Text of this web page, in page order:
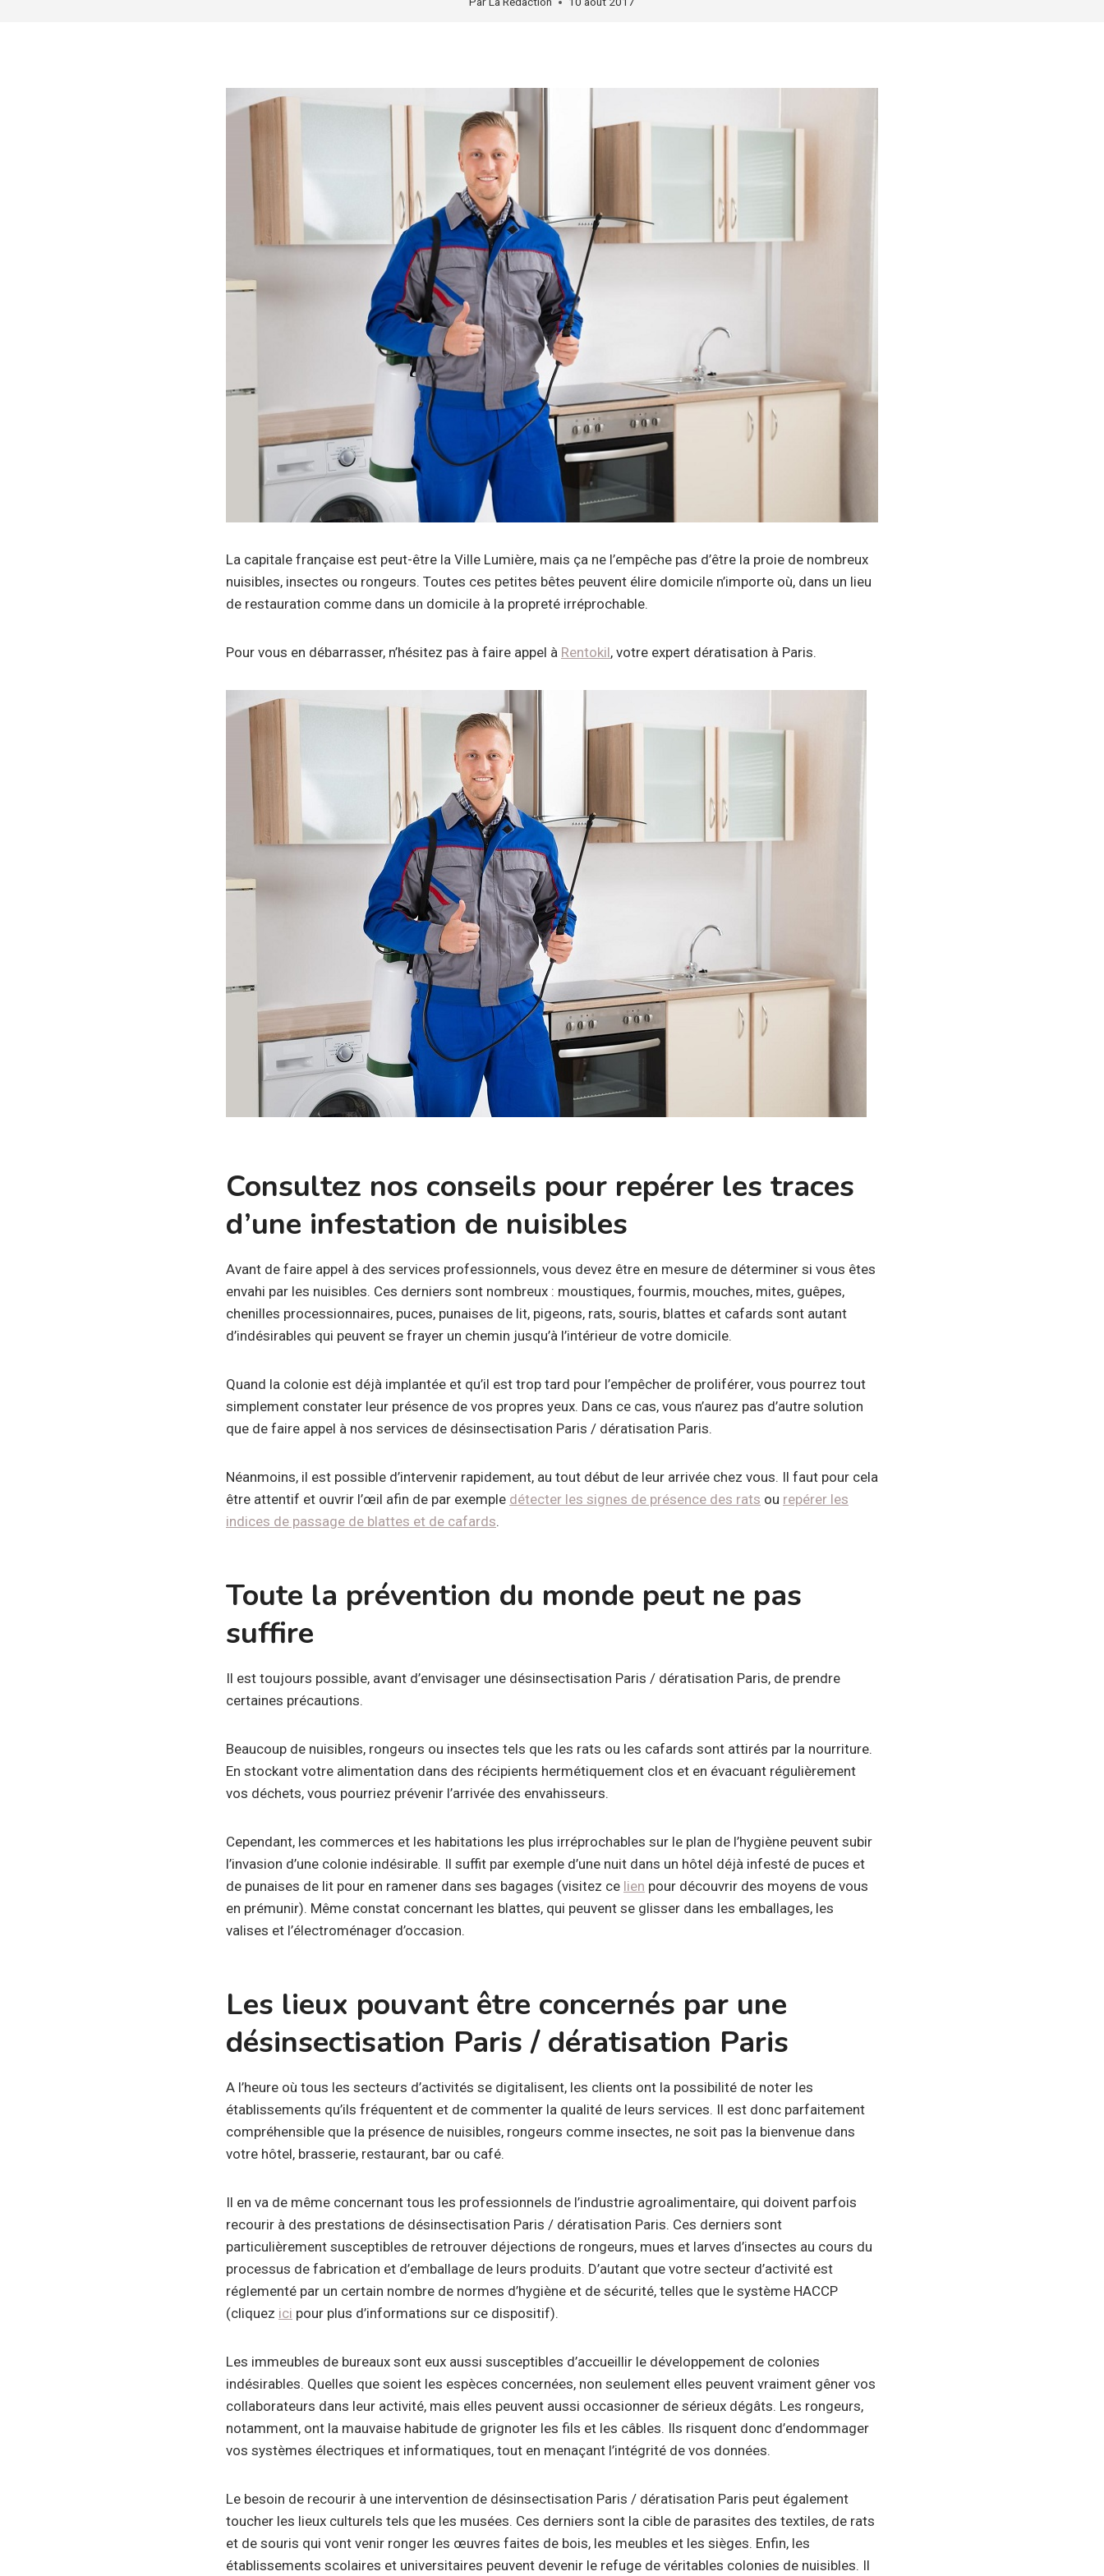
La capitale française est peut-être la Ville Lumière, mais ça ne l’empêche pas d’être la proie de nombreux
nuisibles, insectes ou rongeurs. Toutes ces petites bêtes peuvent élire domicile n’importe où, dans un lieu
de restauration comme dans un domicile à la propreté irréprochable.
Pour vous en débarrasser, n’hésitez pas à faire appel à Rentokil, votre expert dératisation à Paris.
Consultez nos conseils pour repérer les traces
d’une infestation de nuisibles
Avant de faire appel à des services professionnels, vous devez être en mesure de déterminer si vous êtes
envahi par les nuisibles. Ces derniers sont nombreux : moustiques, fourmis, mouches, mites, guêpes,
chenilles processionnaires, puces, punaises de lit, pigeons, rats, souris, blattes et cafards sont autant
d’indésirables qui peuvent se frayer un chemin jusqu’à l’intérieur de votre domicile.
Quand la colonie est déjà implantée et qu’il est trop tard pour l’empêcher de proliférer, vous pourrez tout
simplement constater leur présence de vos propres yeux. Dans ce cas, vous n’aurez pas d’autre solution
que de faire appel à nos services de désinsectisation Paris / dératisation Paris.
Néanmoins, il est possible d’intervenir rapidement, au tout début de leur arrivée chez vous. Il faut pour cela
être attentif et ouvrir l’œil afin de par exemple détecter les signes de présence des rats ou repérer les
indices de passage de blattes et de cafards.
Toute la prévention du monde peut ne pas
suffire
Il est toujours possible, avant d’envisager une désinsectisation Paris / dératisation Paris, de prendre
certaines précautions.
Beaucoup de nuisibles, rongeurs ou insectes tels que les rats ou les cafards sont attirés par la nourriture.
En stockant votre alimentation dans des récipients hermétiquement clos et en évacuant régulièrement
vos déchets, vous pourriez prévenir l’arrivée des envahisseurs.
Cependant, les commerces et les habitations les plus irréprochables sur le plan de l’hygiène peuvent subir
l’invasion d’une colonie indésirable. Il suffit par exemple d’une nuit dans un hôtel déjà infesté de puces et
de punaises de lit pour en ramener dans ses bagages (visitez ce lien pour découvrir des moyens de vous
en prémunir). Même constat concernant les blattes, qui peuvent se glisser dans les emballages, les
valises et l’électroménager d’occasion.
Les lieux pouvant être concernés par une
désinsectisation Paris / dératisation Paris
A l’heure où tous les secteurs d’activités se digitalisent, les clients ont la possibilité de noter les
établissements qu’ils fréquentent et de commenter la qualité de leurs services. Il est donc parfaitement
compréhensible que la présence de nuisibles, rongeurs comme insectes, ne soit pas la bienvenue dans
votre hôtel, brasserie, restaurant, bar ou café.
Il en va de même concernant tous les professionnels de l’industrie agroalimentaire, qui doivent parfois
recourir à des prestations de désinsectisation Paris / dératisation Paris. Ces derniers sont
particulièrement susceptibles de retrouver déjections de rongeurs, mues et larves d’insectes au cours du
processus de fabrication et d’emballage de leurs produits. D’autant que votre secteur d’activité est
réglementé par un certain nombre de normes d’hygiène et de sécurité, telles que le système HACCP
(cliquez ici pour plus d’informations sur ce dispositif).
Les immeubles de bureaux sont eux aussi susceptibles d’accueillir le développement de colonies
indésirables. Quelles que soient les espèces concernées, non seulement elles peuvent vraiment gêner vos
collaborateurs dans leur activité, mais elles peuvent aussi occasionner de sérieux dégâts. Les rongeurs,
notamment, ont la mauvaise habitude de grignoter les fils et les câbles. Ils risquent donc d’endommager
vos systèmes électriques et informatiques, tout en menaçant l’intégrité de vos données.
Le besoin de recourir à une intervention de désinsectisation Paris / dératisation Paris peut également
toucher les lieux culturels tels que les musées. Ces derniers sont la cible de parasites des textiles, de rats
et de souris qui vont venir ronger les œuvres faites de bois, les meubles et les sièges. Enfin, les
établissements scolaires et universitaires peuvent devenir le refuge de véritables colonies de nuisibles. Il